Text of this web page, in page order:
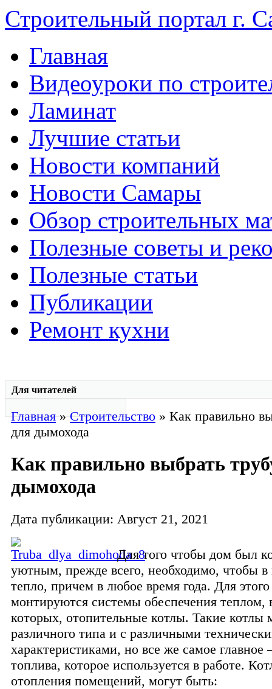
Строительный портал г.
Главная
Видеоуроки по
Ламинат
Лучшие статьи
Новости компаний
Новости Самары
Обзор строительных
Полезные советы и
Полезные статьи
Публикации
Ремонт кухни
Для читателей
Главная»Строительство » Как правильно
для дымохода
Как правильно выбрать
дымохода
Дата публикации: Август 21, 2021
Для того чтобы дом был
уютным, прежде всего, необходимо, чтобы
тепло, причем в любое время года. Для этого
монтируются системы обеспечения теплом,
которых, отопительные котлы. Такие котлы
различного типа и с различными
характеристиками, но все же самое главное
топлива, которое используется в работе.
отопления помещений, могут быть: